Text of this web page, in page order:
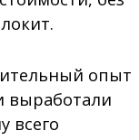
опыт
выработали
всего